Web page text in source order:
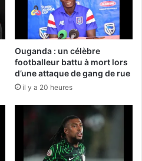
Ouganda : un célèbre
footballeur battu à mort lors
d’une attaque de gang de rue
il y a 20 heures